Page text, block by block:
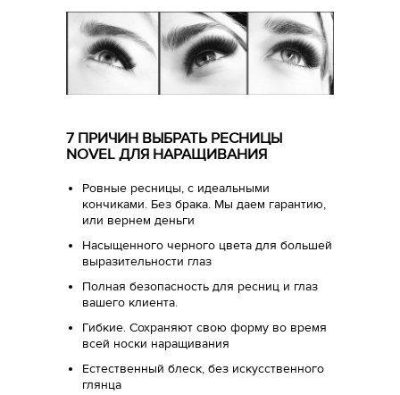
7 ПРИЧИН ВЫБРАТЬ РЕСНИЦЫ
NOVEL ДЛЯ НАРАЩИВАНИЯ
Ровные ресницы, с идеальными
кончиками. Без брака. Мы даем гарантию,
или вернем деньги
Насыщенного черного цвета для большей
выразительности глаз
Полная безопасность для ресниц и глаз
вашего клиента.
Гибкие. Сохраняют свою форму во время
всей носки наращивания
Естественный блеск, без искусственного
глянца